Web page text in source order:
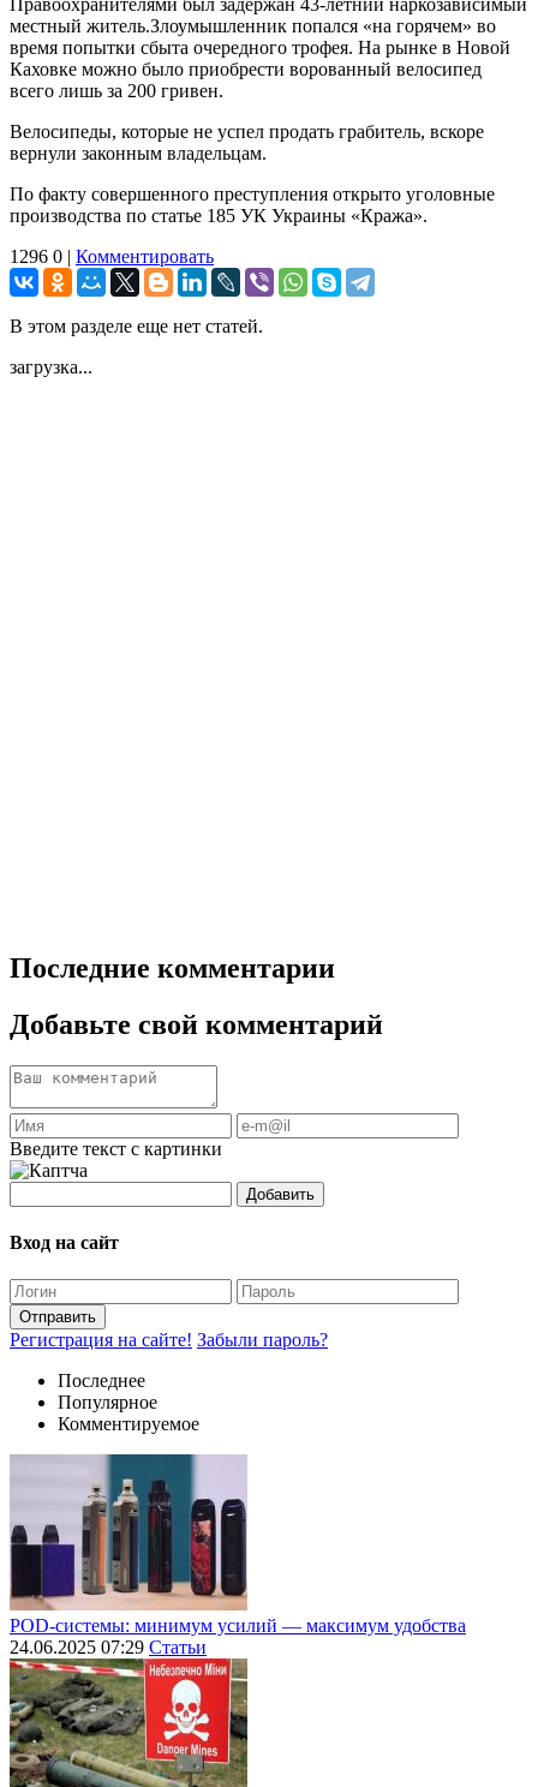
местный житель.Злоумышленник попался «на горячем» во
время попытки сбыта очередного трофея. На рынке в Новой
Каховке можно было приобрести ворованный велосипед
всего лишь за 200 гривен.
Велосипеды, которые не успел продать грабитель, вскоре
вернули законным владельцам.
По факту совершенного преступления открыто уголовные
производства по статье 185 УК Украины «Кража».
1296 0 | Комментировать
В этом разделе еще нет статей.
загрузка...
Последние комментарии
Добавьте свой комментарий
Введите текст с картинки
Добавить
Вход на сайт
Отправить
Регистрация на сайте! Забыли пароль?
Последнее
Популярное
Комментируемое
POD-системы: минимум усилий — максимум удобства
24.06.2025 07:29 Статьи